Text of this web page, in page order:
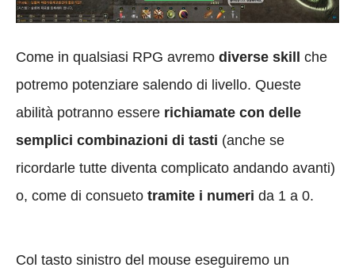
Come in qualsiasi RPG avremo diverse skill che
potremo potenziare salendo di livello. Queste
abilità potranno essere richiamate con delle
semplici combinazioni di tasti (anche se
ricordarle tutte diventa complicato andando avanti)
o, come di consueto tramite i numeri da 1 a 0.
Col tasto sinistro del mouse eseguiremo un